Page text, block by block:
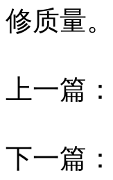
修质量。
上一篇：
下一篇：